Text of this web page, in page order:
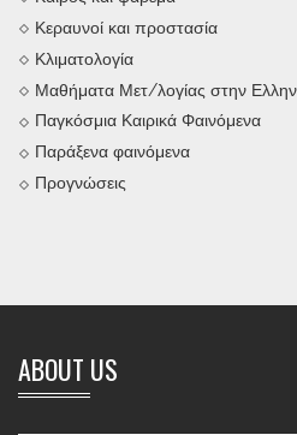
Κεραυνοί και προστασία
Κλιματολογία
Μαθήματα Μετ/λογίας στην
Παγκόσμια Καιρικά Φαινόμενα
Παράξενα φαινόμενα
Προγνώσεις
ABOUT US